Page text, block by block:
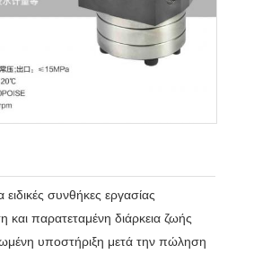
συνθήκες εργασίας
παρατεταμένη διάρκεια ζωής
υποστήριξη μετά την πώληση